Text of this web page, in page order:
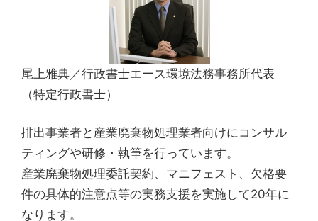
尾上雅典／行政書士エース環境法務事務所代表
（特定行政書士）
排出事業者と産業廃棄物処理業者向けにコンサル
ティングや研修・執筆を行っています。
産業廃棄物処理委託契約、マニフェスト、欠格要
件の具体的注意点等の実務支援を実施して20年に
なります。